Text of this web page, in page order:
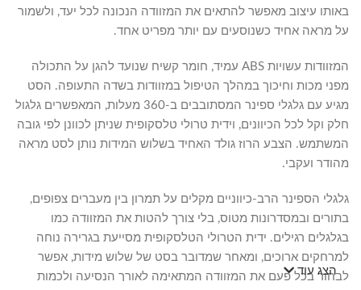
באותו עיצוב מאפשר להתאים את המזוודה הנכונה לכל יעד, ולשמור
על מראה אחיד כשנוסעים עם יותר מפריט אחד.
המזוודות עשויות ABS עמיד, חומר קשיח שנועד להגן על התכולה
מפני מכות וחיכוך במהלך הטיפול במזוודות בשדה התעופה. הסט
מגיע עם גלגלי ספינר המסתובבים ב-360 מעלות, המאפשרים גלגול
חלק וקל לכל הכיוונים, וידית טרולי טלסקופית שניתן לכוונן לפי גובה
המשתמש. הצבע הרוז גולד האחיד בשלוש המידות נותן לסט מראה
מהודר ועקבי.
גלגלי הספינר הרב-כיווניים מקלים על תמרון בין מעברים צפופים,
בתורים ובמסדרונות מטוס, בלי צורך להטות את המזוודה כמו
בגלגלים רגילים. ידית הטרולי הטלסקופית מסייעת בגרירה נוחה
למרחקים ארוכים, ומאחר שמדובר בסט של שלוש מידות, אפשר
לבחור בכל פעם את המזוודה המתאימה לאורך הנסיעה ולכמות
הצג עוד